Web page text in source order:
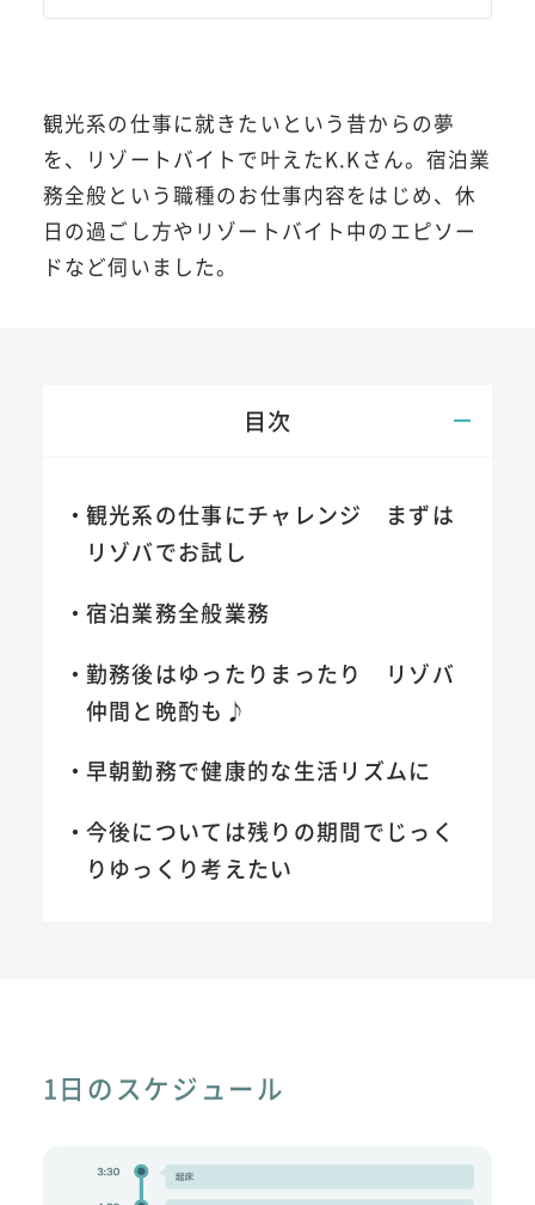
観光系の仕事に就きたいという昔からの夢
を、リゾートバイトで叶えたK.Kさん。宿泊業
務全般という職種のお仕事内容をはじめ、休
日の過ごし方やリゾートバイト中のエピソー
ドなど伺いました。
目次
観光系の仕事にチャレンジ まずは
リゾバでお試し
宿泊業務全般業務
勤務後はゆったりまったり リゾバ
仲間と晩酌も♪
早朝勤務で健康的な生活リズムに
今後については残りの期間でじっく
りゆっくり考えたい
1日のスケジュール